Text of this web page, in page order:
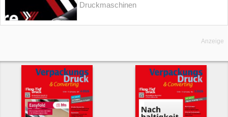
Druckmaschinen
Anzeige